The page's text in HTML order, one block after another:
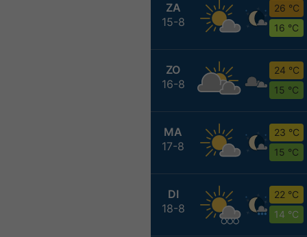
ZA
15-8
26 °C
16 °C
ZO
16-8
24 °C
15 °C
MA
17-8
23 °C
15 °C
DI
18-8
22 °C
14 °C